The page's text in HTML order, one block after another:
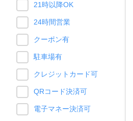
21時以降OK
24時間営業
クーポン有
駐車場有
クレジットカード可
QRコード決済可
電子マネー決済可